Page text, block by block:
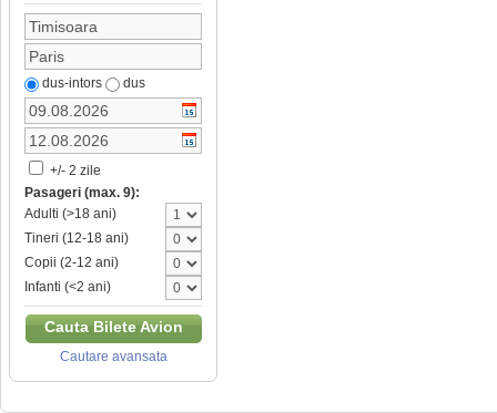
dus-intors dus
+/- 2 zile
Pasageri (max. 9):
Adulti (>18 ani)
Tineri (12-18 ani)
Copii (2-12 ani)
Infanti (<2 ani)
Cauta Bilete Avion
Cautare avansata